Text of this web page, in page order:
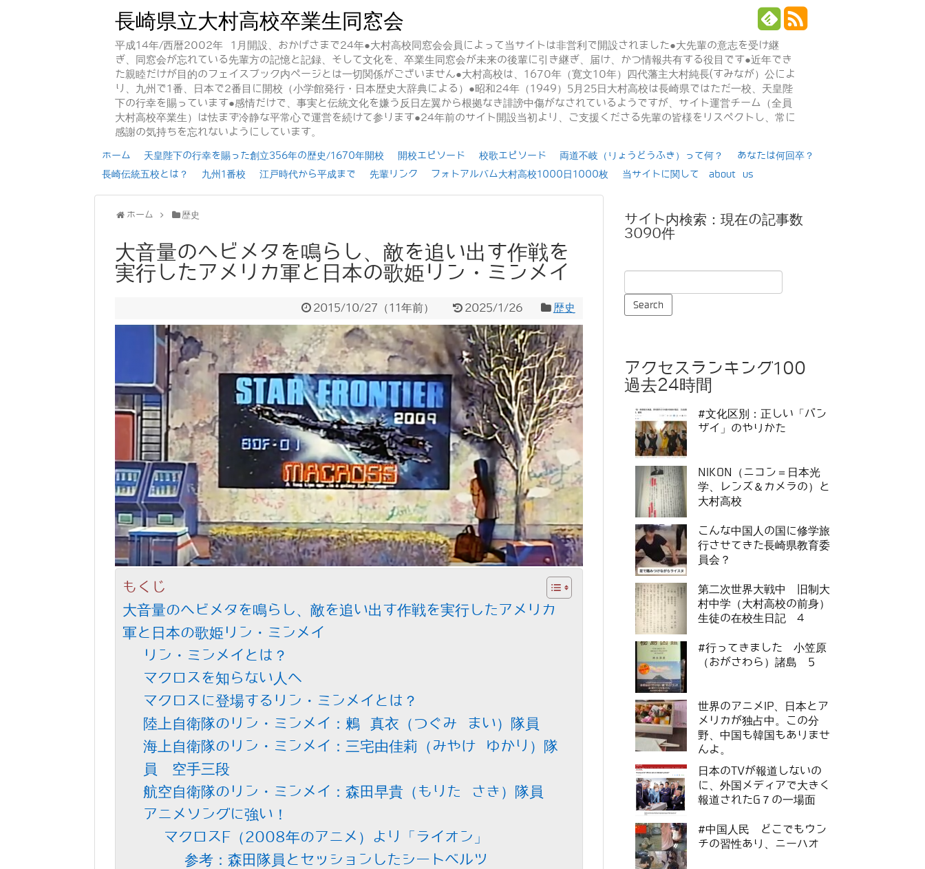
長崎県立大村高校卒業生同窓会
平成14年/西暦2002年 1月開設、おかげさまで24年●大村高校同窓会会員によって当サイトは非営利で開設されました●大先輩の意志を受け継
ぎ、同窓会が忘れている先輩方の記憶と記録、そして文化を、卒業生同窓会が未来の後輩に引き継ぎ、届け、かつ情報共有する役目です●近年でき
た親睦だけが目的のフェイスブック内ページとは一切関係がございません●大村高校は、1670年（寛文10年）四代藩主大村純長(すみなが）公によ
り、九州で1番、日本で2番目に開校（小学館発行・日本歴史大辞典による）●昭和24年（1949）5月25日大村高校は長崎県ではただ一校、天皇陛
下の行幸を賜っています●感情だけで、事実と伝統文化を嫌う反日左翼から根拠なき誹謗中傷がなされているようですが、サイト運営チーム（全員
大村高校卒業生）は怯まず冷静な平常心で運営を続けて参ります●24年前のサイト開設当初より、ご支援くださる先輩の皆様をリスペクトし、常に
感謝の気持ちを忘れないようにしています。
ホーム 天皇陛下の行幸を賜った創立356年の歴史/1670年開校 開校エピソード 校歌エピソード 両道不岐（りょうどうふき）って何？
あなたは何回卒？
長崎伝統五校とは？
九州1番校 江戸時代から平成まで 先輩リンク フォトアルバム大村高校1000日1000枚 当サイトに関して about us
ホーム 歴史
大音量のヘビメタを鳴らし、敵を追い出す作戦を
実行したアメリカ軍と日本の歌姫リン・ミンメイ
2015/10/27 （11年前） 2025/1/26 歴史
もくじ
大音量のヘビメタを鳴らし、敵を追い出す作戦を実行したアメリカ
軍と日本の歌姫リン・ミンメイ
リン・ミンメイとは？
マクロスを知らない人へ
マクロスに登場するリン・ミンメイとは？
陸上自衛隊のリン・ミンメイ：鶫 真衣（つぐみ まい）隊員
海上自衛隊のリン・ミンメイ：三宅由佳莉（みやけ ゆかり）隊
員 空手三段
航空自衛隊のリン・ミンメイ：森田早貴（もりた さき）隊員
アニメソングに強い！
マクロスF（2008年のアニメ）より「ライオン」
参考：森田隊員とセッションしたシートベルツ
サイト内検索：現在の記事数
3090件
アクセスランキング100
過去24時間
#文化区別：正しい「バン
ザイ」のやりかた
NIKON（ニコン＝日本光
学、レンズ＆カメラの）と
大村高校
こんな中国人の国に修学旅
行させてきた長崎県教育委
員会？
第二次世界大戦中 旧制大
村中学（大村高校の前身）
生徒の在校生日記 4
#行ってきました 小笠原
（おがさわら）諸島 5
世界のアニメIP、日本とア
メリカが独占中。この分
野、中国も韓国もありませ
んよ。
日本のTVが報道しないの
に、外国メディアで大きく
報道されたG７の一場面
#中国人民 どこでもウン
チの習性あり、ニーハオ